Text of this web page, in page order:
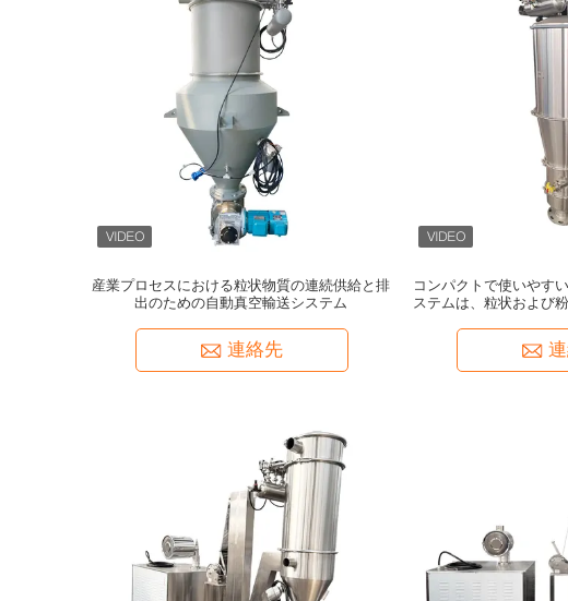
産業プロセスにおける粒状物質の連続供給と排
出のための自動真空輸送システム
連絡先
コンパクトで使いやす
ステムは、粒状および